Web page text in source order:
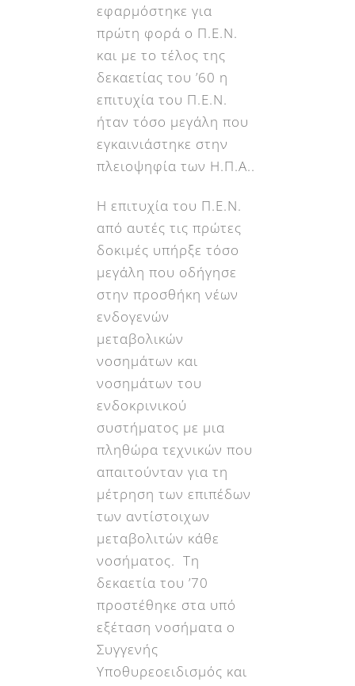
εφαρμόστηκε για
πρώτη φορά ο Π.Ε.Ν.
και με το τέλος της
δεκαετίας του ’60 η
επιτυχία του Π.Ε.Ν.
ήταν τόσο μεγάλη που
εγκαινιάστηκε στην
πλειοψηφία των Η.Π.Α..
Η επιτυχία του Π.Ε.Ν.
από αυτές τις πρώτες
δοκιμές υπήρξε τόσο
μεγάλη που οδήγησε
στην προσθήκη νέων
ενδογενών
μεταβολικών
νοσημάτων και
νοσημάτων του
ενδοκρινικού
συστήματος με μια
πληθώρα τεχνικών που
απαιτούνταν για τη
μέτρηση των επιπέδων
των αντίστοιχων
μεταβολιτών κάθε
νοσήματος. Τη
δεκαετία του ’70
προστέθηκε στα υπό
εξέταση νοσήματα ο
Συγγενής
Υποθυρεοειδισμός και